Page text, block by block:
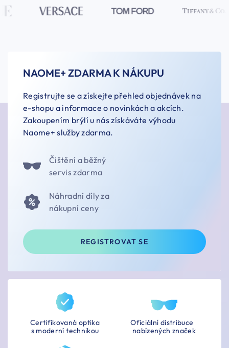
NAOME+ ZDARMA K NÁKUPU
Registrujte se a získejte přehled objednávek na
e-shopu a informace o novinkách a akcích.
Zakoupením brýlí u nás získáváte výhodu
Naome+ služby zdarma.
Čištění a běžný
servis zdarma
Náhradní díly za
nákupní ceny
REGISTROVAT SE
Certifikovaná optika
s moderní technikou
Oficiální distribuce
nabízených značek